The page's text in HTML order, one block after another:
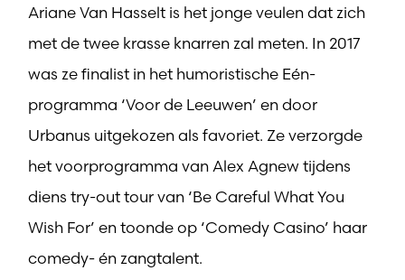
Ariane Van Hasselt is het jonge veulen dat zich
met de twee krasse knarren zal meten. In 2017
was ze finalist in het humoristische Eén-
programma ‘Voor de Leeuwen’ en door
Urbanus uitgekozen als favoriet. Ze verzorgde
het voorprogramma van Alex Agnew tijdens
diens try-out tour van ‘Be Careful What You
Wish For’ en toonde op ‘Comedy Casino’ haar
comedy- én zangtalent.